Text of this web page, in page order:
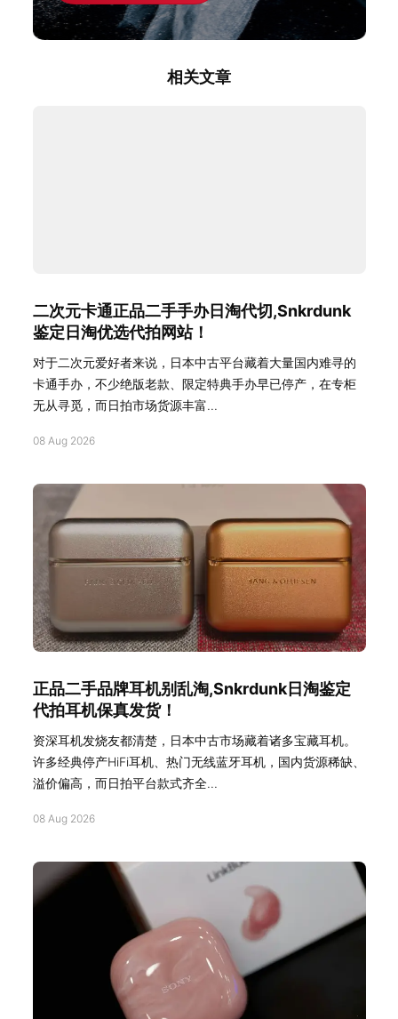
相关文章
二次元卡通正品二手手办日淘代切,Snkrdunk
鉴定日淘优选代拍网站！
对于二次元爱好者来说，日本中古平台藏着大量国内难寻的
卡通手办，不少绝版老款、限定特典手办早已停产，在专柜
无从寻觅，而日拍市场货源丰富...
08 Aug 2026
正品二手品牌耳机别乱淘,Snkrdunk日淘鉴定
代拍耳机保真发货！
资深耳机发烧友都清楚，日本中古市场藏着诸多宝藏耳机。
许多经典停产HiFi耳机、热门无线蓝牙耳机，国内货源稀缺、
溢价偏高，而日拍平台款式齐全...
08 Aug 2026